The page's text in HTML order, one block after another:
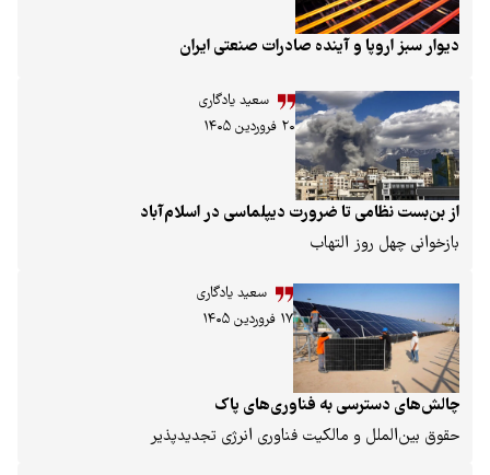
دیوار سبز اروپا و آینده صادرات صنعتی ایران
سعید یادگاری
۲۰ فروردین ۱۴۰۵
از بن‌بست نظامی تا ضرورت دیپلماسی در اسلام‌آباد
بازخوانی چهل روز التهاب
سعید یادگاری
۱۷ فروردین ۱۴۰۵
چالش‌های دسترسی به فناوری‌های پاک
حقوق بین‌الملل و مالکیت فناوری انرژی تجدیدپذیر